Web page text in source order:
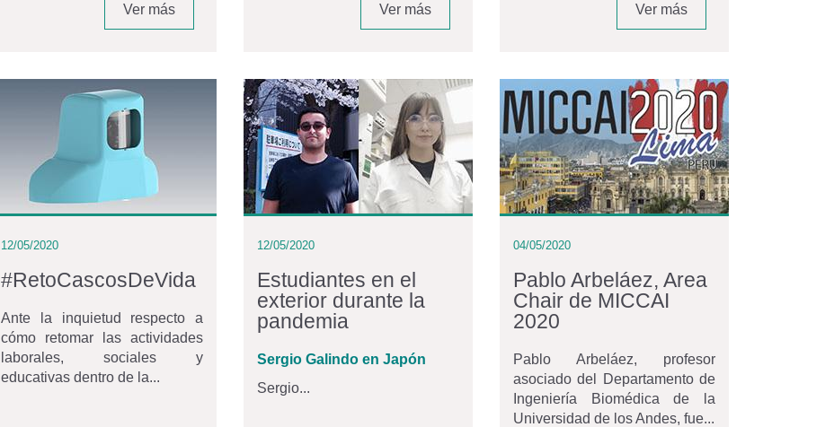
Ver más Ver más Ver más
12/05/2020
#RetoCascosDeVida
Ante la inquietud respecto a
cómo retomar las actividades
laborales, sociales y
educativas dentro de la...
12/05/2020
Estudiantes en el
exterior durante la
pandemia
Sergio Galindo en Japón
Sergio...
04/05/2020
Pablo Arbeláez, Area
Chair de MICCAI
2020
Pablo Arbeláez, profesor
asociado del Departamento de
Ingeniería Biomédica de la
Universidad de los Andes, fue...